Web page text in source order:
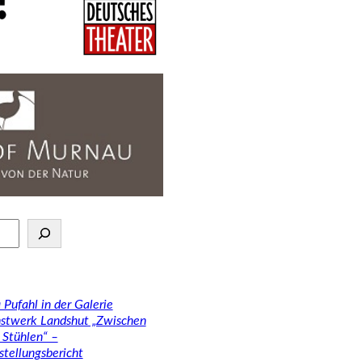
Pufahl in der Galerie
Landshut „Zwischen
–